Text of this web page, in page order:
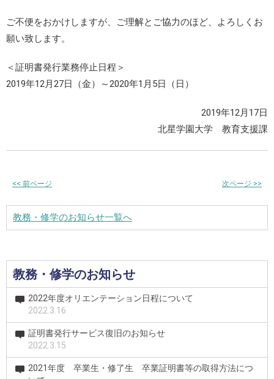
ご不便をおかけしますが、ご理解とご協力のほど、よろしくお
願い致します。
＜証明書発行業務停止日程＞
2019年12月27日（金）～2020年1月5日（日）
2019年12月17日
北星学園大学 教育支援課
<< 前ページ 次ページ >>
教務・修学のお知らせ一覧へ
教務・修学のお知らせ
2022年度オリエンテーション日程について
2022.3.16
証明書発行サービス復旧のお知らせ
2022.3.15
2021年度 卒業生・修了生 卒業証明書等の取得方法につ